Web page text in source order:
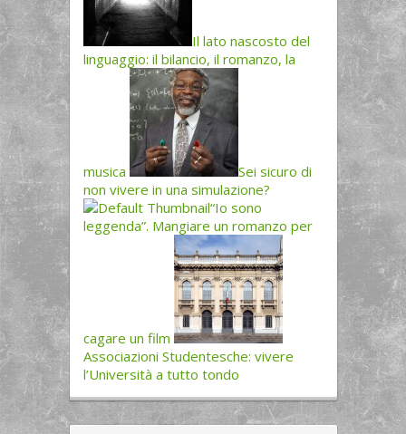
Il lato nascosto del
linguaggio: il bilancio, il romanzo, la
musica
Sei sicuro di
non vivere in una simulazione?
“Io sono
leggenda”. Mangiare un romanzo per
cagare un film
Associazioni Studentesche: vivere
l’Università a tutto tondo